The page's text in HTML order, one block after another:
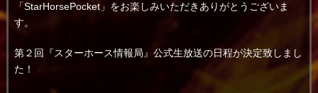
「StarHorsePocket」をお楽しみいただきありがとうございま
す。
第２回『スターホース情報局』公式生放送の日程が決定致しまし
た！